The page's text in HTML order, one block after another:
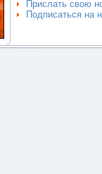
Прислать свою
Подписаться на